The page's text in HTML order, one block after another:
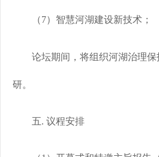
（7）智慧河湖建设新技术；
论坛期间，将组织河湖治理保
研。
五. 议程安排